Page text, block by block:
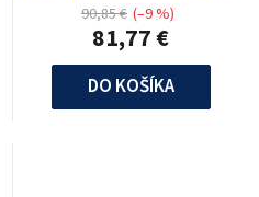
81,77 €
90,85 € (–9 %)
DO KOŠÍKA